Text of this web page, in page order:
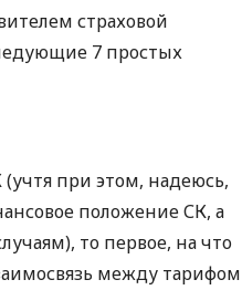
страховой
7 простых
при этом, надеюсь,
положение СК, а
то первое, на что
между тарифом